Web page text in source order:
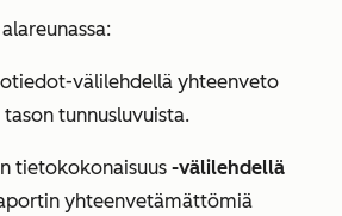
välilehdellä yhteenveto
tunnusluvuista.
tietokokonaisuus -välilehdellä
yhteenvetämättömiä